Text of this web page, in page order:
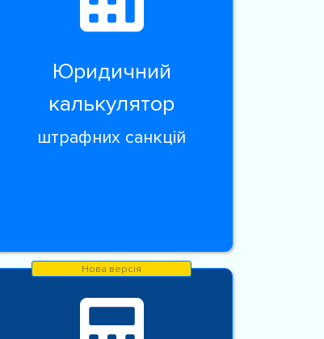
Юридичний
калькулятор
штрафних санкцій